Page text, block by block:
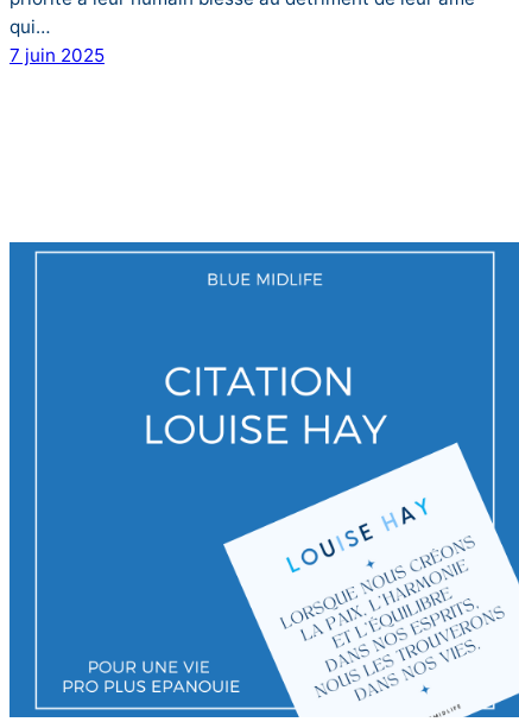
qui…
7 juin 2025